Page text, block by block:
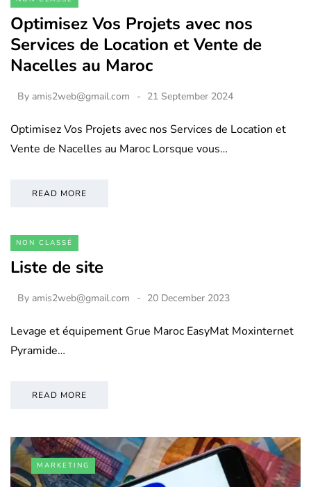
Optimisez Vos Projets avec nos
Services de Location et Vente de
Nacelles au Maroc
By amis2web@gmail.com 21 September 2024
Optimisez Vos Projets avec nos Services de Location et
Vente de Nacelles au Maroc Lorsque vous…
READ MORE
NON CLASSÉ
Liste de site
By amis2web@gmail.com 20 December 2023
Levage et équipement Grue Maroc EasyMat Moxinternet
Pyramide…
READ MORE
MARKETING